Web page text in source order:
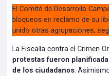
El Comité de Desarrollo
bloqueos en reclamo de su
unido otras agrupaciones,
La Fiscalía contra el Crimen
protestas fueron
de los ciudadanos.